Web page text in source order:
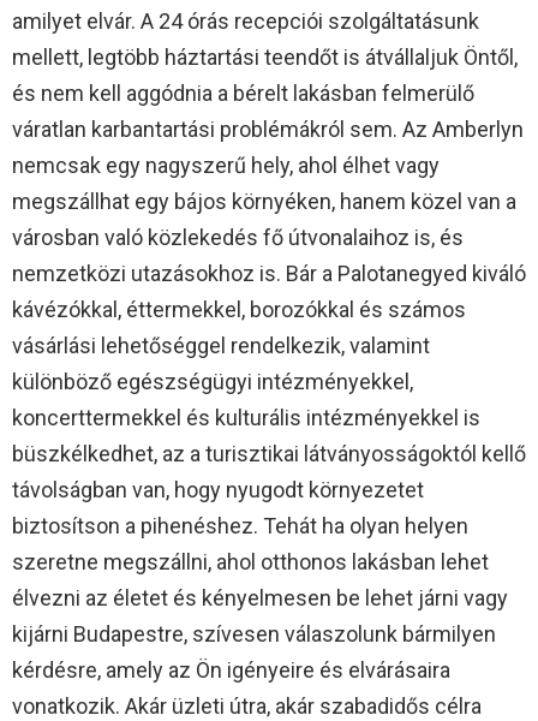
amilyet elvár. A 24 órás recepciói szolgáltatásunk
mellett, legtöbb háztartási teendőt is átvállaljuk Öntől,
és nem kell aggódnia a bérelt lakásban felmerülő
váratlan karbantartási problémákról sem. Az Amberlyn
nemcsak egy nagyszerű hely, ahol élhet vagy
megszállhat egy bájos környéken, hanem közel van a
városban való közlekedés fő útvonalaihoz is, és
nemzetközi utazásokhoz is. Bár a Palotanegyed kiváló
kávézókkal, éttermekkel, borozókkal és számos
vásárlási lehetőséggel rendelkezik, valamint
különböző egészségügyi intézményekkel,
koncerttermekkel és kulturális intézményekkel is
büszkélkedhet, az a turisztikai látványosságoktól kellő
távolságban van, hogy nyugodt környezetet
biztosítson a pihenéshez. Tehát ha olyan helyen
szeretne megszállni, ahol otthonos lakásban lehet
élvezni az életet és kényelmesen be lehet járni vagy
kijárni Budapestre, szívesen válaszolunk bármilyen
kérdésre, amely az Ön igényeire és elvárásaira
vonatkozik. Akár üzleti útra, akár szabadidős célra